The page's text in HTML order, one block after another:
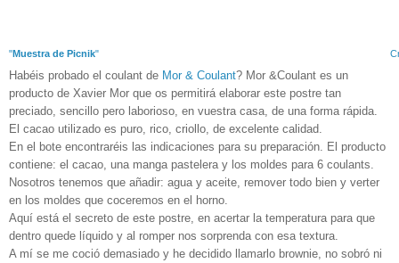
"Muestra de Picnik"
Habéis probado el coulant de Mor & Coulant? Mor &Coulant es un
producto de Xavier Mor que os permitirá elaborar este postre tan
preciado, sencillo pero laborioso, en vuestra casa, de una forma rápida.
El cacao utilizado es puro, rico, criollo, de excelente calidad.
En el bote encontraréis las indicaciones para su preparación. El producto
contiene: el cacao, una manga pastelera y los moldes para 6 coulants.
Nosotros tenemos que añadir: agua y aceite, remover todo bien y verter
en los moldes que coceremos en el horno.
Aquí está el secreto de este postre, en acertar la temperatura para que
dentro quede líquido y al romper nos sorprenda con esa textura.
A mí se me coció demasiado y he decidido llamarlo brownie, no sobró ni